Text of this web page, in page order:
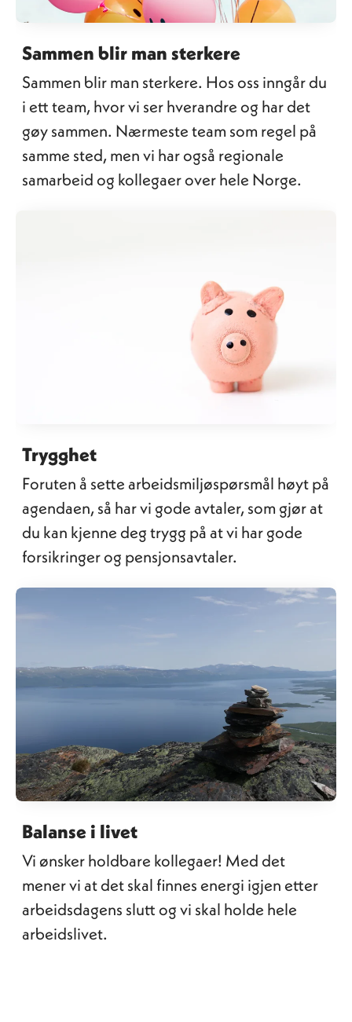
Sammen blir man sterkere
Sammen blir man sterkere. Hos oss inngår du
i ett team, hvor vi ser hverandre og har det
gøy sammen. Nærmeste team som regel på
samme sted, men vi har også regionale
samarbeid og kollegaer over hele Norge.
Trygghet
Foruten å sette arbeidsmiljøspørsmål høyt på
agendaen, så har vi gode avtaler, som gjør at
du kan kjenne deg trygg på at vi har gode
forsikringer og pensjonsavtaler.
Balanse i livet
Vi ønsker holdbare kollegaer! Med det
mener vi at det skal finnes energi igjen etter
arbeidsdagens slutt og vi skal holde hele
arbeidslivet.